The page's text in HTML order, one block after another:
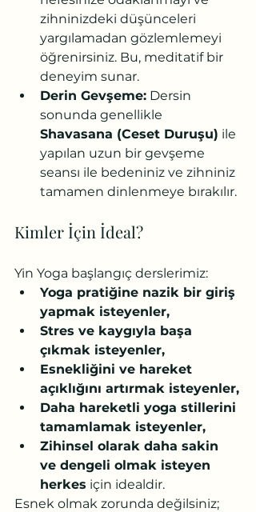
zihninizdeki düşünceleri
yargılamadan gözlemlemeyi
öğrenirsiniz. Bu, meditatif bir
deneyim sunar.
Derin Gevşeme: Dersin
sonunda genellikle
Shavasana (Ceset Duruşu) ile
yapılan uzun bir gevşeme
seansı ile bedeniniz ve zihniniz
tamamen dinlenmeye bırakılır.
Kimler İçin İdeal?
Yin Yoga başlangıç derslerimiz:
Yoga pratiğine nazik bir giriş
yapmak isteyenler,
Stres ve kaygıyla başa
çıkmak isteyenler,
Esnekliğini ve hareket
açıklığını artırmak isteyenler,
Daha hareketli yoga stillerini
tamamlamak isteyenler,
Zihinsel olarak daha sakin
ve dengeli olmak isteyen
herkes için idealdir.
Esnek olmak zorunda değilsiniz;